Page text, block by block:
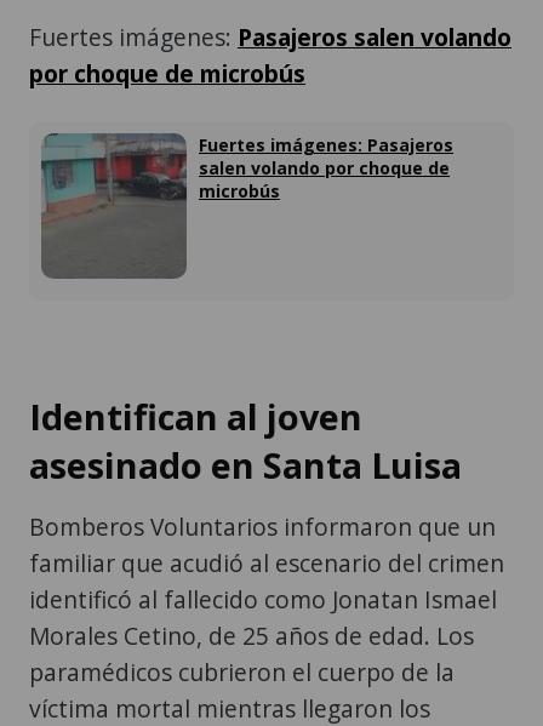
Fuertes imágenes: Pasajeros salen volando
por choque de microbús
Fuertes imágenes: Pasajeros
salen volando por choque de
microbús
Identifican al joven
asesinado en Santa Luisa
Bomberos Voluntarios informaron que un
familiar que acudió al escenario del crimen
identificó al fallecido como Jonatan Ismael
Morales Cetino, de 25 años de edad. Los
paramédicos cubrieron el cuerpo de la
víctima mortal mientras llegaron los